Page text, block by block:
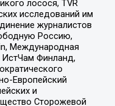
лосося, TVR
исследований им
журналистов
Россию,
Международная
ИстЧам Финланд,
Европейский
и
Сторожевой